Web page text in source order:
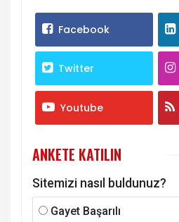
Facebook
Twitter
Youtube
ANKETE KATILIN
Sitemizi nasıl buldunuz?
Gayet Başarılı